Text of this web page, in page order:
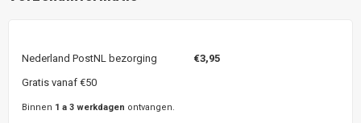
Nederland PostNL bezorging €3,95
Gratis vanaf €50
Binnen 1 a 3 werkdagen ontvangen.